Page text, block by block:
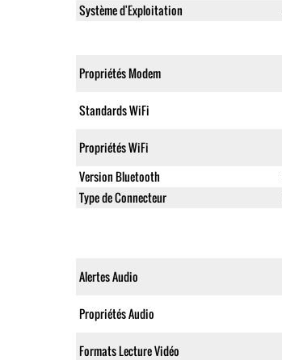
Système d'Exploitation
Propriétés Modem
Standards WiFi
Propriétés WiFi
Version Bluetooth
Type de Connecteur
Alertes Audio
Propriétés Audio
Formats Lecture Vidéo